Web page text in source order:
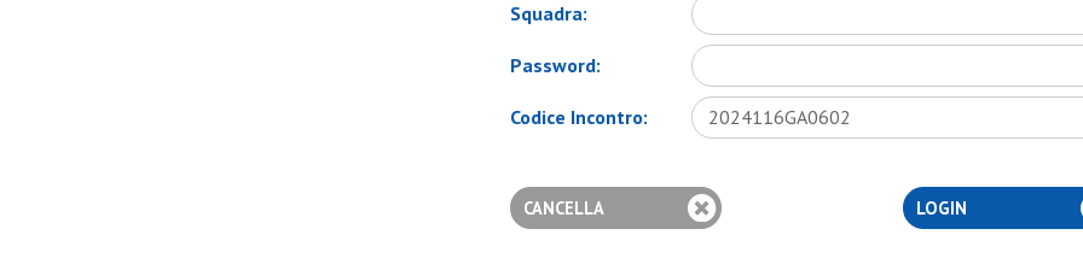
Squadra:
Password:
Codice Incontro: